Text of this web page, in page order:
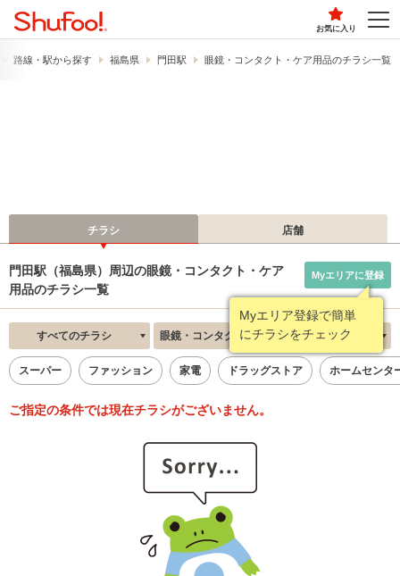
お気に入り
路線・駅から探す 福島県 門田駅 眼鏡・コンタクト・ケア用品のチラシ一覧
チラシ 店舗
門田駅（福島県）周辺の眼鏡・コンタクト・ケア
用品のチラシ一覧
Myエリア登録で簡単
にチラシをチェック
Myエリアに登録
すべてのチラシ 眼鏡・コンタクト・ケア用品 新着順
スーパー ファッション 家電 ドラッグストア ホームセンタ
ご指定の条件では現在チラシがございません。